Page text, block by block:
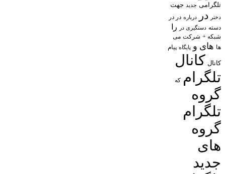
تلگرامی جدید جهت
دختر در درباره در در
دسته دستگیری در را
شبکه + شرکت می
ها های و پایگاه پیام
کانال کانال
تلگرام که
گروه
تلگرام
گروه
های
جدید